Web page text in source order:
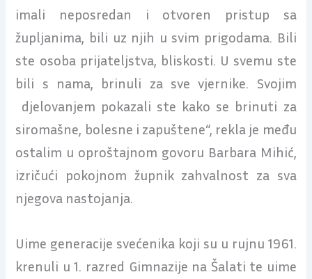
imali neposredan i otvoren pristup sa
župljanima, bili uz njih u svim prigodama. Bili
ste osoba prijateljstva, bliskosti. U svemu ste
bili s nama, brinuli za sve vjernike. Svojim
djelovanjem pokazali ste kako se brinuti za
siromašne, bolesne i zapuštene“, rekla je među
ostalim u oproštajnom govoru Barbara Mihić,
izričući pokojnom župnik zahvalnost za sva
njegova nastojanja.
Uime generacije svećenika koji su u rujnu 1961.
krenuli u 1. razred Gimnazije na Šalati te uime